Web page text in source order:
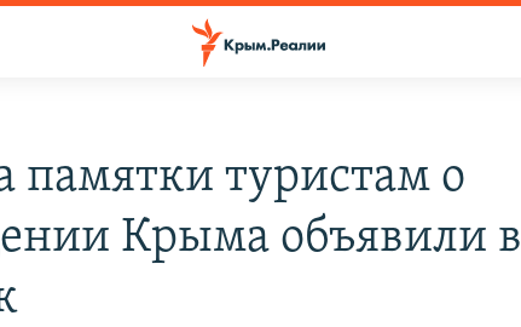
памятки туристам о
Крыма объявили в